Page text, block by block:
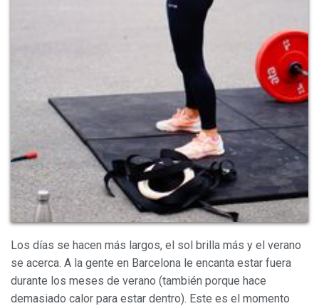
Los días se hacen más largos, el sol brilla más y el verano
se acerca. A la gente en Barcelona le encanta estar fuera
durante los meses de verano (también porque hace
demasiado calor para estar dentro). Este es el momento
Modificar cookies
Técnicas y funcionales
Siempre activas
Este sitio web utiliza Cookies propias para recopilar
información con la finalidad de mejorar nuestros servicios.
Si continua navegando, supone la aceptación de la
instalación de las mismas. El usuario tiene la posibilidad
de configurar su navegador pudiendo, si así lo desea,
deberá tener en cuenta que dicha acción podrá ocasionar
dificultades de navegación de la página web.
Analíticas y personalización